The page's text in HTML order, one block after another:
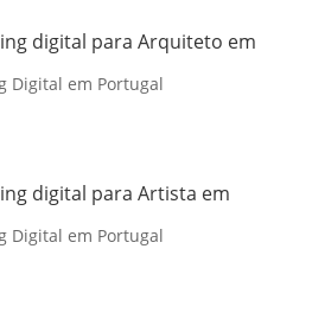
digital para Arquiteto em
Digital em Portugal
digital para Artista em
Digital em Portugal